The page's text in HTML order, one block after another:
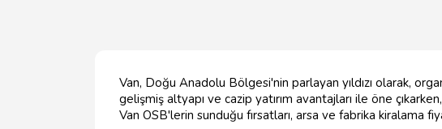
Van, Doğu Anadolu Bölgesi'nin parlayan yıldızı olarak,
gelişmiş altyapı ve cazip yatırım avantajları ile öne
Van OSB'lerin sunduğu fırsatları, arsa ve fabrika kiralama